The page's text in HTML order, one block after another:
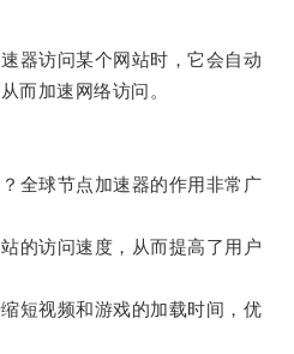
访问某个网站时，它会自动
而加速网络访问。
球节点加速器的作用非常广
访问速度，从而提高了用户
视频和游戏的加载时间，优